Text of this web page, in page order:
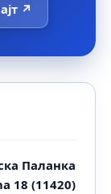
↗
Паланка
18 (11420)